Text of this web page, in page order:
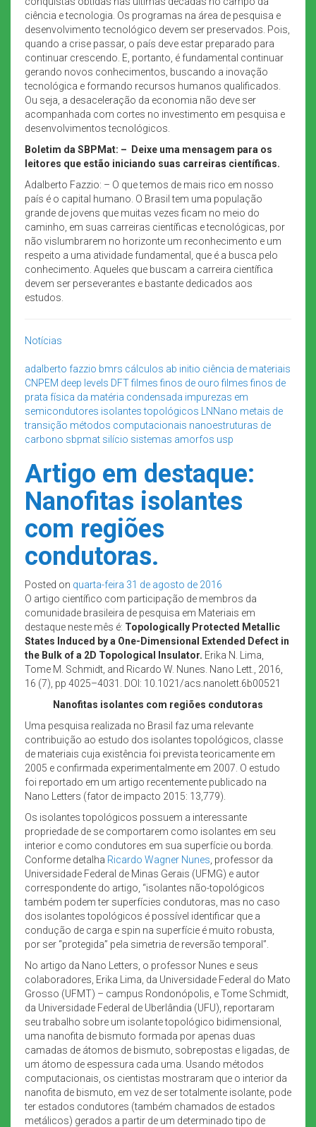
ciência e tecnologia. Os programas na área de pesquisa e
desenvolvimento tecnológico devem ser preservados. Pois,
quando a crise passar, o país deve estar preparado para
continuar crescendo. E, portanto, é fundamental continuar
gerando novos conhecimentos, buscando a inovação
tecnológica e formando recursos humanos qualificados.
Ou seja, a desaceleração da economia não deve ser
acompanhada com cortes no investimento em pesquisa e
desenvolvimentos tecnológicos.
Boletim da SBPMat: –
Deixe uma mensagem para os
leitores que estão iniciando suas carreiras científicas.
Adalberto Fazzio: – O que temos de mais rico em nosso
país é o capital humano. O Brasil tem uma população
grande de jovens que muitas vezes ficam no meio do
caminho, em suas carreiras científicas e tecnológicas, por
não vislumbrarem no horizonte um reconhecimento e um
respeito a uma atividade fundamental, que é a busca pelo
conhecimento. Aqueles que buscam a carreira científica
devem ser perseverantes e bastante dedicados aos
estudos.
Notícias
adalberto fazzio bmrs cálculos ab initio ciência de materiais
CNPEM deep levels DFTfilmes finos de ouro filmes finos de
prata física da matéria condensada impurezas em
semicondutores isolantes topológicos LNNano metais de
transição métodos computacionais nanoestruturas de
carbono sbpmat silício sistemas amorfos usp
Artigo em destaque:
Nanofitas isolantes
com regiões
condutoras.
Posted on quarta-feira 31 de agosto de 2016
O artigo científico com participação de membros da
comunidade brasileira de pesquisa em Materiais em
destaque neste mês é: Topologically Protected Metallic
States Induced by a One-Dimensional Extended Defect in
the Bulk of a 2D Topological Insulator. Erika N. Lima,
Tome M. Schmidt, and Ricardo W. Nunes. Nano Lett., 2016,
16 (7), pp 4025–4031. DOI: 10.1021/acs.nanolett.6b00521
Nanofitas isolantes com regiões condutoras
Uma pesquisa realizada no Brasil faz uma relevante
contribuição ao estudo dos isolantes topológicos, classe
de materiais cuja existência foi prevista teoricamente em
2005 e confirmada experimentalmente em 2007. O estudo
foi reportado em um artigo recentemente publicado na
Nano Letters (fator de impacto 2015: 13,779).
Os isolantes topológicos possuem a interessante
propriedade de se comportarem como isolantes em seu
interior e como condutores em sua superfície ou borda.
Conforme detalha Ricardo Wagner Nunes , professor da
Universidade Federal de Minas Gerais (UFMG) e autor
correspondente do artigo, “isolantes não-topológicos
também podem ter superfícies condutoras, mas no caso
dos isolantes topológicos é possível identificar que a
condução de carga e spin na superfície é muito robusta,
por ser “protegida” pela simetria de reversão temporal”.
No artigo da Nano Letters, o professor Nunes e seus
colaboradores, Erika Lima, da Universidade Federal do Mato
Grosso (UFMT) – campus Rondonópolis, e Tome Schmidt,
da Universidade Federal de Uberlândia (UFU), reportaram
seu trabalho sobre um isolante topológico bidimensional,
uma nanofita de bismuto formada por apenas duas
camadas de átomos de bismuto, sobrepostas e ligadas, de
um átomo de espessura cada uma. Usando métodos
computacionais, os cientistas mostraram que o interior da
nanofita de bismuto, em vez de ser totalmente isolante, pode
ter estados condutores (também chamados de estados
metálicos) gerados a partir de um determinado tipo de